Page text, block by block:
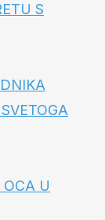
S
OCA U